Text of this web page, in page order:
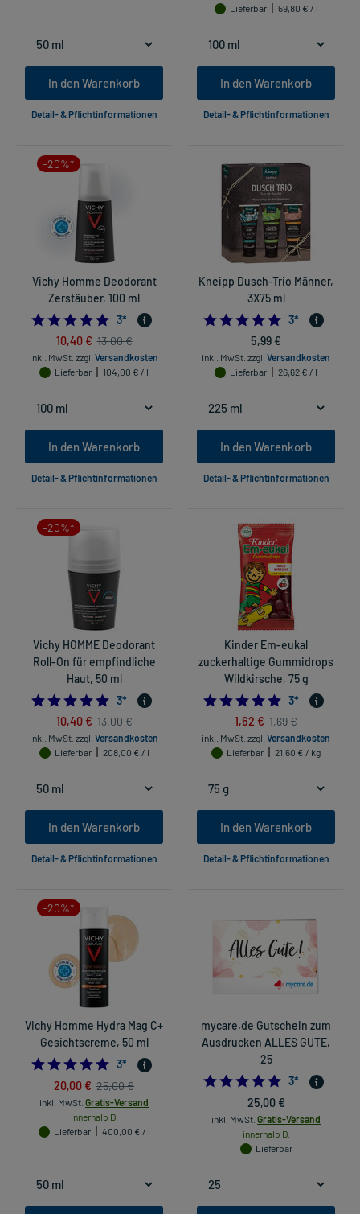
In den Warenkorb
Detail- & Pflichtinformationen
Lieferbar
59,80 € / l
In den Warenkorb
Detail- & Pflichtinformationen
-20%*
Vichy Homme Deodorant
Zerstäuber, 100 ml
5.0
3*
10,40 € 13,00 €
inkl. MwSt. zzgl. Versandkosten
Lieferbar
104,00 € / l
In den Warenkorb
Detail- & Pflichtinformationen
Kneipp Dusch-Trio Männer,
3X75 ml
5.0
3*
5,99 €
inkl. MwSt. zzgl. Versandkosten
Lieferbar
26,62 € / l
In den Warenkorb
Detail- & Pflichtinformationen
-20%*
Vichy HOMME Deodorant
Roll-On für empfindliche
Haut, 50 ml
5.0
3*
10,40 € 13,00 €
inkl. MwSt. zzgl. Versandkosten
Lieferbar
208,00 € / l
In den Warenkorb
Detail- & Pflichtinformationen
Kinder Em-eukal
zuckerhaltige Gummidrops
Wildkirsche, 75 g
5.0
3*
1,62 € 1,69 €
inkl. MwSt. zzgl. Versandkosten
Lieferbar
21,60 € / kg
In den Warenkorb
Detail- & Pflichtinformationen
-20%*
Vichy Homme Hydra Mag C+
Gesichtscreme, 50 ml
5.0
3*
20,00 € 25,00 €
inkl. MwSt. Gratis-Versand
innerhalb D.
Lieferbar
400,00 € / l
mycare.de Gutschein zum
Ausdrucken ALLES GUTE,
25
5.0
3*
25,00 €
inkl. MwSt. Gratis-Versand
innerhalb D.
Lieferbar